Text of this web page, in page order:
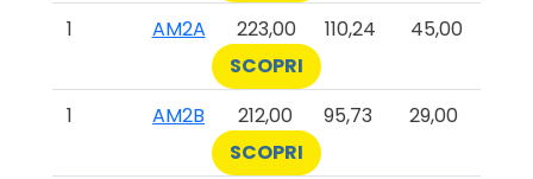
1
AM2A 223,00 110,24
45,00
SCOPRI
1
AM2B 212,00 95,73
29,00
SCOPRI